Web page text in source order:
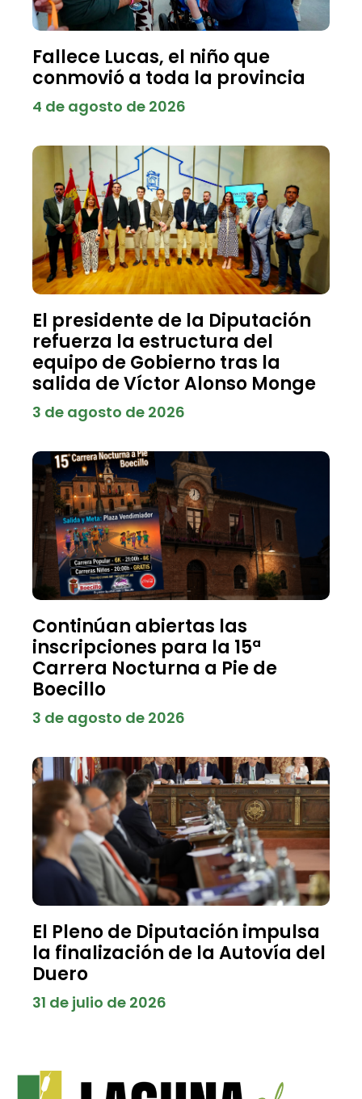
Fallece Lucas, el niño que
conmovió a toda la provincia
4 de agosto de 2026
El presidente de la Diputación
refuerza la estructura del
equipo de Gobierno tras la
salida de Víctor Alonso Monge
3 de agosto de 2026
Continúan abiertas las
inscripciones para la 15ª
Carrera Nocturna a Pie de
Boecillo
3 de agosto de 2026
El Pleno de Diputación impulsa
la finalización de la Autovía del
Duero
31 de julio de 2026